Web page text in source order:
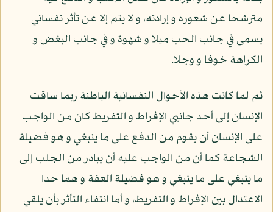
مترشحا عن شعوره و إرادته، و لا يتم إلا عن تأثر نفساني
يسمى في جانب الحب ميلا و شهوة و في جانب البغض و
الكراهة خوفا و وجلا.
ثم لما كانت هذه الأحوال النفسانية الباطنة ربما ساقت
الإنسان إلى أحد جانبي الإفراط و التفريط كان من الواجب
على الإنسان أن يقوم من الدفع على ما ينبغي و هو فضيلة
الشجاعة كما أن من الواجب عليه أن يبادر من الجلب إلى
ما ينبغي على ما ينبغي و هو فضيلة العفة و هما حدا
الاعتدال بين الإفراط و التفريط، و أما انتفاء التأثر بأن يلقي